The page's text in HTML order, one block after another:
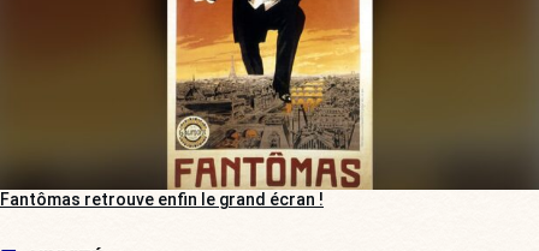
Fantômas retrouve enfin le grand écran !